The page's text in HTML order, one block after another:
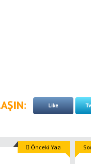
Like
Önceki Yazı